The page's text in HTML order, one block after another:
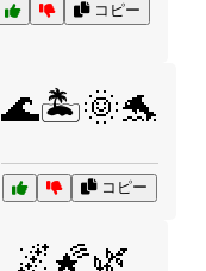
コピー
🌊🏝️🌞🐬
コピー
🌌🌠🌿